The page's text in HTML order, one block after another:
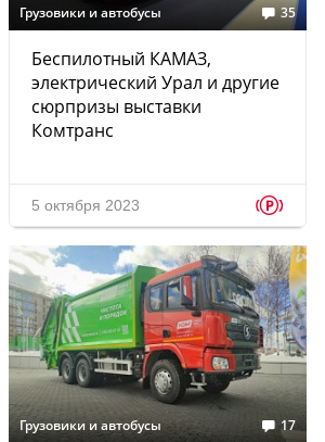
Грузовики и автобусы 35
Беспилотный КАМАЗ,
электрический Урал и другие
сюрпризы выставки
Комтранс
5 октября 2023 p
Грузовики и автобусы 17